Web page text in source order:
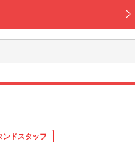
ンドスタッフ